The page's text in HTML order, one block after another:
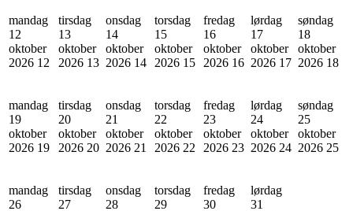
mandag
12
oktober
2026 12
tirsdag
13
oktober
2026 13
onsdag
14
oktober
2026 14
torsdag
15
oktober
2026 15
fredag
16
oktober
2026 16
lørdag
17
oktober
2026 17
søndag
18
oktober
2026 18
mandag
19
oktober
2026 19
tirsdag
20
oktober
2026 20
onsdag
21
oktober
2026 21
torsdag
22
oktober
2026 22
fredag
23
oktober
2026 23
lørdag
24
oktober
2026 24
søndag
25
oktober
2026 25
mandag
26
tirsdag
27
onsdag
28
torsdag
29
fredag
30
lørdag
31